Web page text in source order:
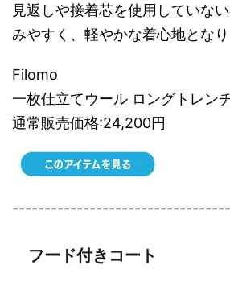
見返しや接着芯を使用していな
みやすく、軽やかな着心地となり
Filomo
一枚仕立てウール ロングトレン
通常販売価格:24,200円
フード付きコート